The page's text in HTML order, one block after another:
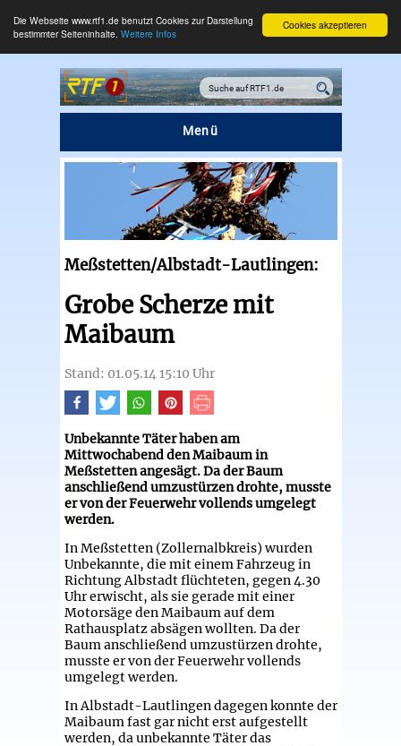
Cookies akzeptieren
Die Webseite www.rtf1.de benutzt Cookies zur Darstellung
bestimmter Seiteninhalte. Weitere Infos
Menü
Meßstetten/Albstadt-Lautlingen:
Grobe Scherze mit
Maibaum
Stand: 01.05.14 15:10 Uhr
Unbekannte Täter haben am
Mittwochabend den Maibaum in
Meßstetten angesägt. Da der Baum
anschließend umzustürzen drohte, musste
er von der Feuerwehr vollends umgelegt
werden.
In Meßstetten (Zollernalbkreis) wurden
Unbekannte, die mit einem Fahrzeug in
Richtung Albstadt flüchteten, gegen 4.30
Uhr erwischt, als sie gerade mit einer
Motorsäge den Maibaum auf dem
Rathausplatz absägen wollten. Da der
Baum anschließend umzustürzen drohte,
musste er von der Feuerwehr vollends
umgelegt werden.
In Albstadt-Lautlingen dagegen konnte der
Maibaum fast gar nicht erst aufgestellt
werden, da unbekannte Täter das